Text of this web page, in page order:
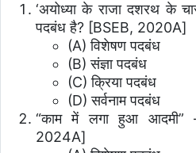
‘अयोध्या के राजा दशरथ के
पदबंध है? [BSEB, 2020A]
(A) विशेषण पदबंध
(B) संज्ञा पदबंध
(C) क्रिया पदबंध
(D) सर्वनाम पदबंध
“काम में लगा हुआ आदमी”
2024A]